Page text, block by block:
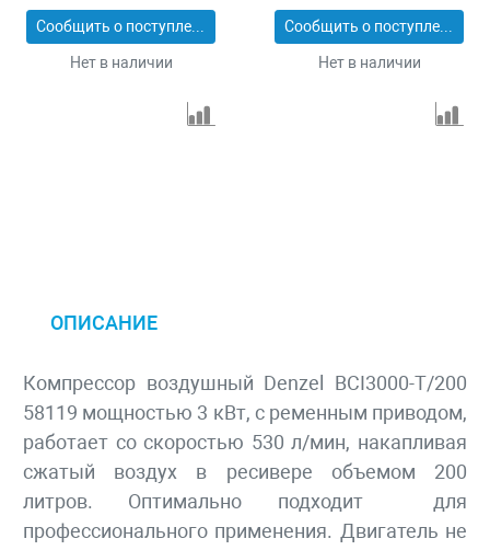
Сообщить о поступлении
Нет в наличии
Сообщить о поступлении
Нет в наличии
ОПИСАНИЕ
Компрессор воздушный Denzel BCI3000-T/200
58119 мощностью 3 кВт, с ременным приводом,
работает со скоростью 530 л/мин, накапливая
сжатый воздух в ресивере объемом 200
литров. Оптимально подходит для
профессионального применения. Двигатель не